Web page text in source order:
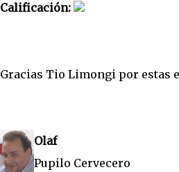
Calificación:
Gracias Tio Limongi por estas
Olaf
Pupilo Cervecero